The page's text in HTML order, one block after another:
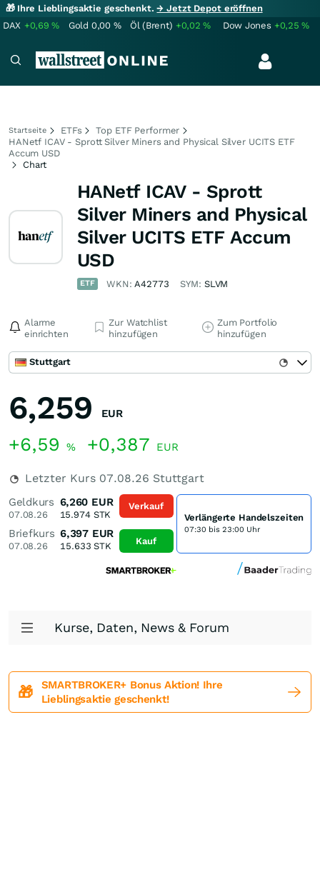
🎁 Ihre Lieblingsaktie geschenkt.→ Jetzt Depot eröffnen
DAX +0,69% Gold 0,00 % Öl (Brent) +0,02% Dow Jones +0,25%
Startseite ETFs
Top ETF Performer
HANetf ICAV - Sprott Silver Miners and Physical Silver UCITS ETF
Accum USD
Chart
HANetf ICAV - Sprott
Silver Miners and Physical
Silver UCITS ETF Accum
USD
ETF WKN:A42773 SYM: SLVM
Alarme
einrichten
Zur Watchlist
hinzufügen
Zum Portfolio
hinzufügen
Stuttgart
6,259 EUR
+6,59 % +0,387 EUR
Letzter Kurs 07.08.26 Stuttgart
Geldkurs
07.08.26
6,260 EUR
15.974STK
Briefkurs
07.08.26
6,397 EUR
15.633 STK
Verkauf
Kauf
Verlängerte Handelszeiten
07:30 bis 23:00 Uhr
Kurse, Daten, News & Forum
🎁
SMARTBROKER+ Bonus Aktion! Ihre
Lieblingsaktie geschenkt!